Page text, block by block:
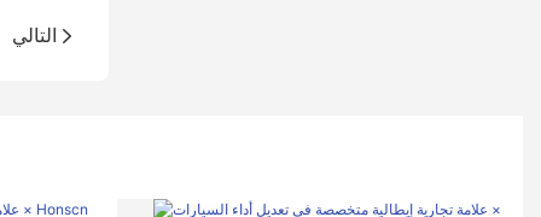
التالي